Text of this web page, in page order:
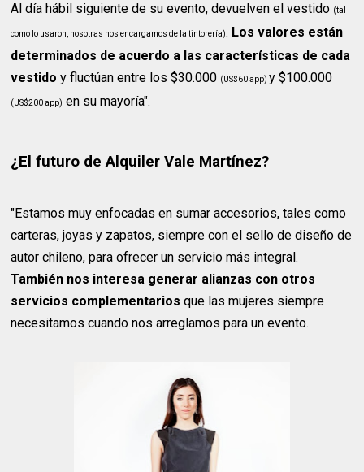
Al día hábil siguiente de su evento, devuelven el vestido (tal
como lo usaron, nosotras nos encargamos de la tintorería). Los valores están
determinados de acuerdo a las características de cada
vestido y fluctúan entre los $30.000 (US$60 app)y $100.000
(US$200 app) en su mayoría".
¿El futuro de Alquiler Vale Martínez?
"Estamos muy enfocadas en sumar accesorios, tales como
carteras, joyas y zapatos, siempre con el sello de diseño de
autor chileno, para ofrecer un servicio más integral.
También nos interesa generar alianzas con otros
servicios complementarios que las mujeres siempre
necesitamos cuando nos arreglamos para un evento.